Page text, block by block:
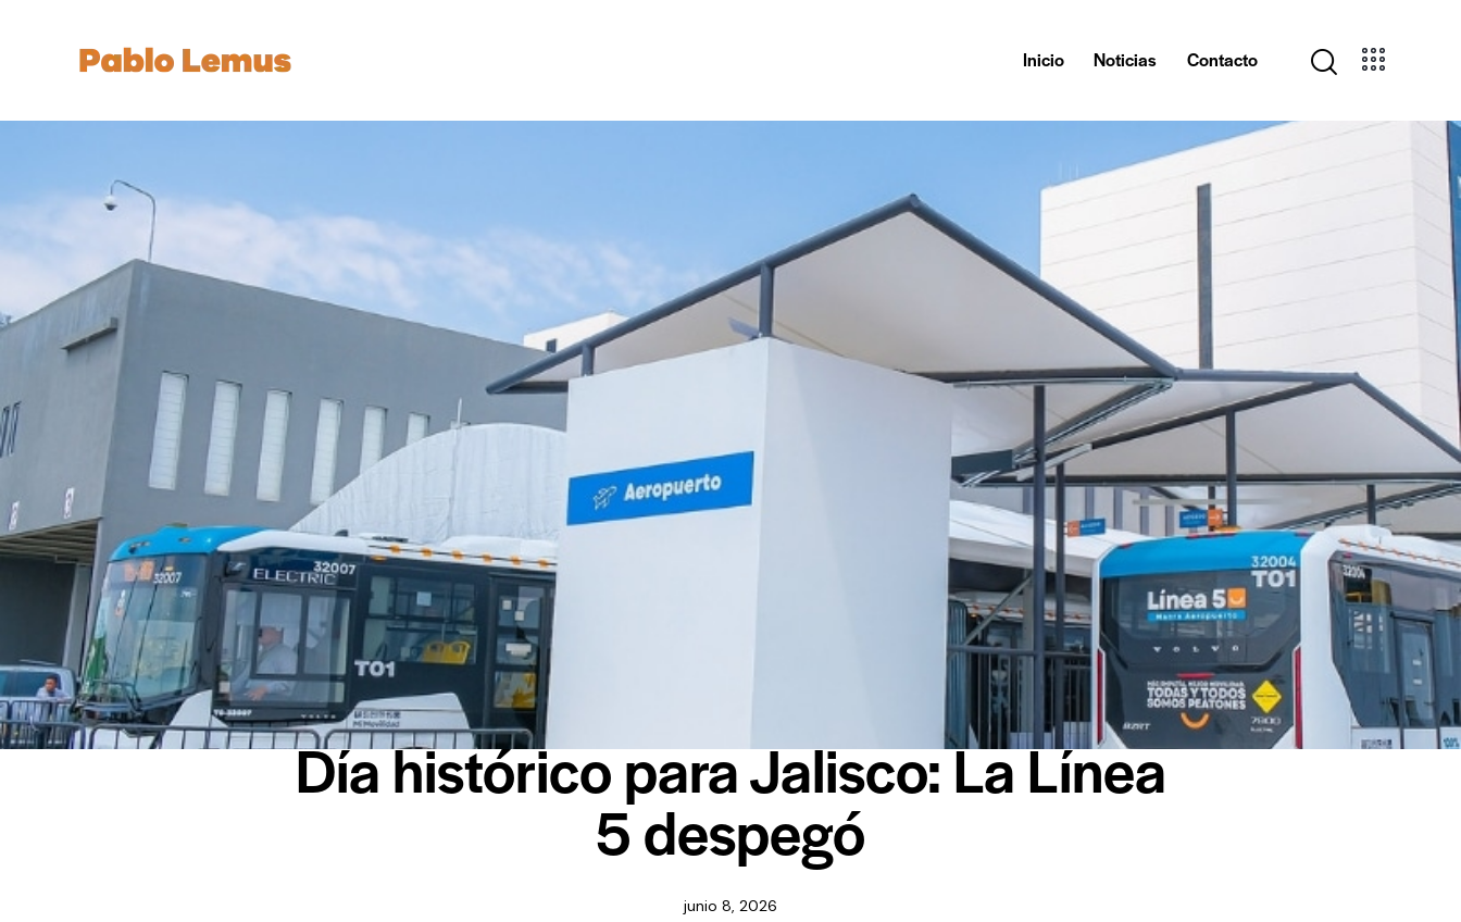
Inicio Noticias Contacto
Día histórico para Jalisco: La Línea
5 despegó
junio 8, 2026